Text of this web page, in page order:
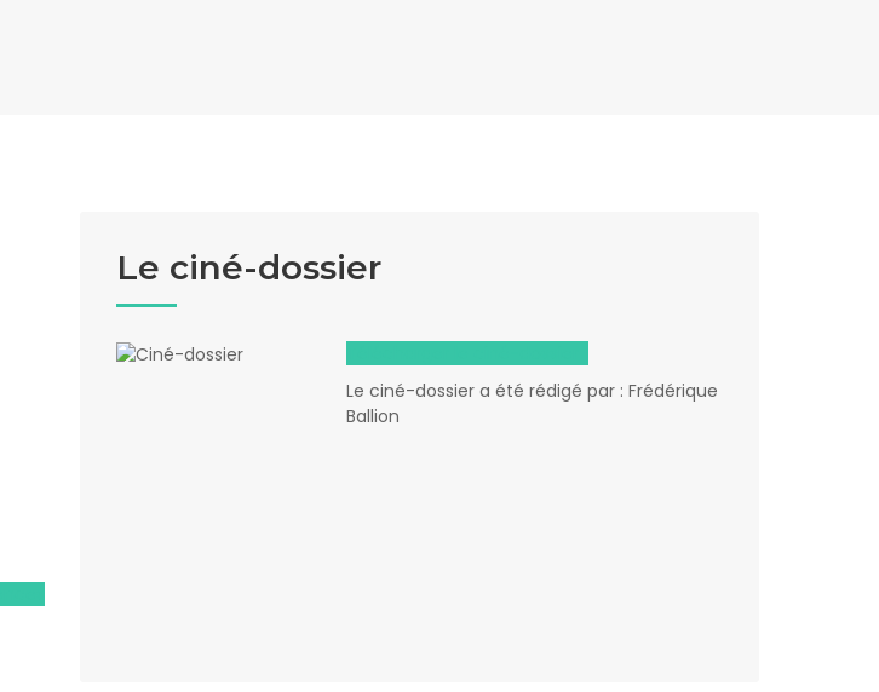
Le ciné-dossier
Le ciné-dossier a été rédigé par : Frédérique
Ballion